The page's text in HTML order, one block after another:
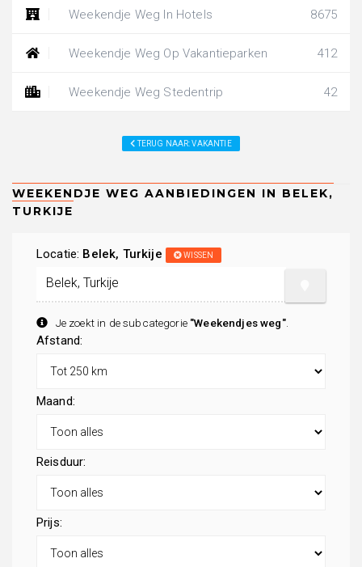
Weekendje Weg In Hotels 8675
Weekendje Weg Op Vakantieparken 412
Weekendje Weg Stedentrip 42
TERUG NAAR: VAKANTIE
Locatie: Belek, Turkije WISSEN
Je zoekt in de subcategorie "Weekendjes weg".
Afstand:
Maand:
Reisduur:
Prijs: